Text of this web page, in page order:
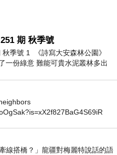
期 秋季號
秋季號 1 《詩寫大安森林公園》
一份綠意 難能可貴水泥叢林多出
線搭橋？」龍疆對梅麗特說話的語